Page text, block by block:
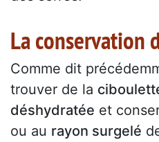
La conservation
Comme dit
trouver de la
déshydratée et
ou au rayon surgelé